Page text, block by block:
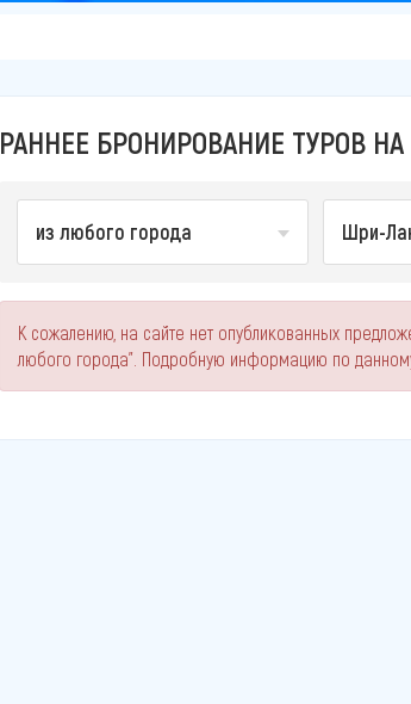
РАННЕЕ БРОНИРОВАНИЕ ТУРОВ
из любого города Шри-
К сожалению, на сайте нет опубликованных
любого города". Подробную информацию по